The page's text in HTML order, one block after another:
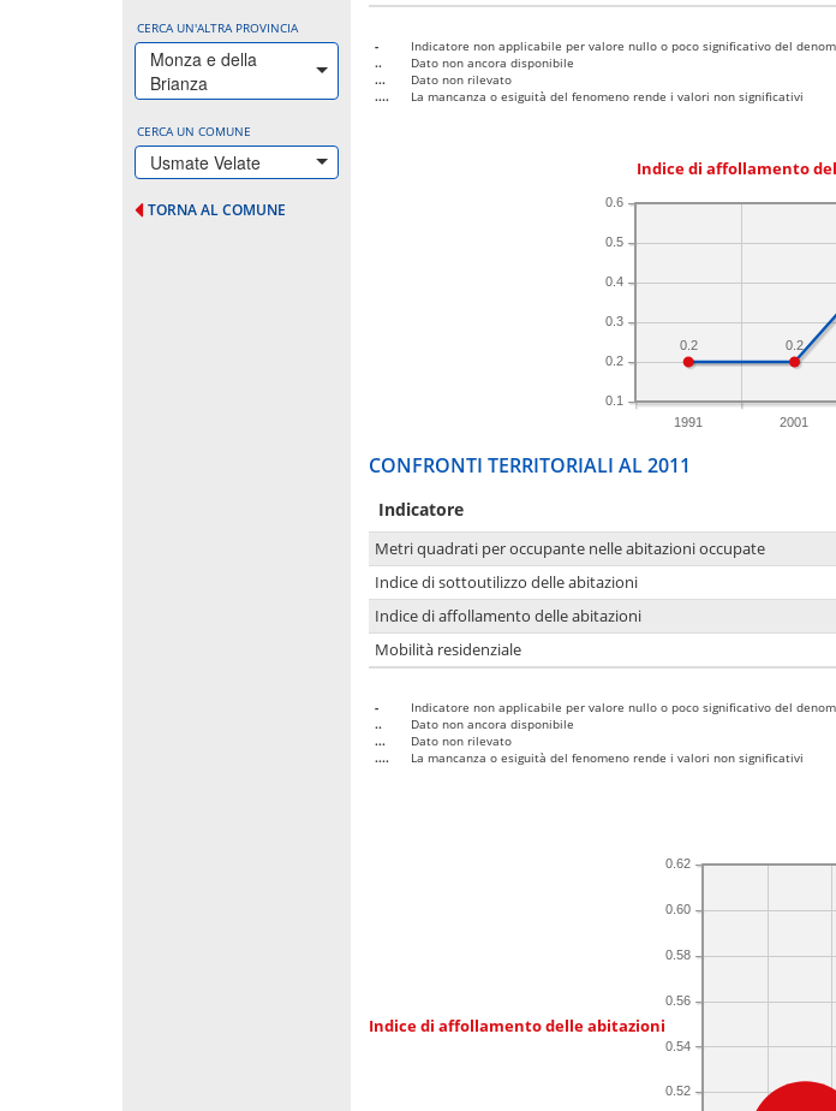
CERCA UN'ALTRA PROVINCIA
Monza e della
Brianza
CERCA UN COMUNE
Usmate Velate
TORNA AL COMUNE
-
Indicatore non applicabile per valore nullo o poco significativo del
..
Dato non ancora disponibile
...
Dato non rilevato
....
La mancanza o esiguità del fenomeno rende i valori non significativi
Indice di affollamento
1991 2001
0.1
0.2
0.3
0.4
0.5
0.6
0.2
0.2
CONFRONTI TERRITORIALI AL 2011
Indicatore
Metri quadrati per occupante nelle abitazioni occupate
Indice di sottoutilizzo delle abitazioni
Indice di affollamento delle abitazioni
Mobilità residenziale
-
Indicatore non applicabile per valore nullo o poco significativo del
..
Dato non ancora disponibile
...
Dato non rilevato
....
La mancanza o esiguità del fenomeno rende i valori non significativi
Indice di affollamento delle abitazioni
0.52
0.54
0.56
0.58
0.60
0.62